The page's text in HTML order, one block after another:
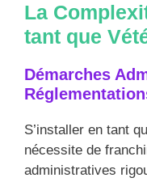
La
tant que
Démarches
S’installer en tant
nécessite de
administratives